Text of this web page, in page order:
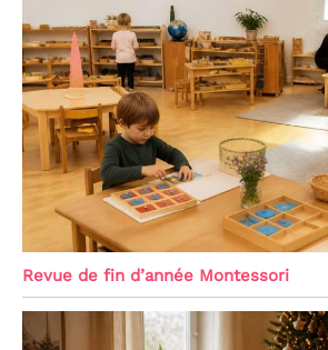
Revue de fin d’année Montessori